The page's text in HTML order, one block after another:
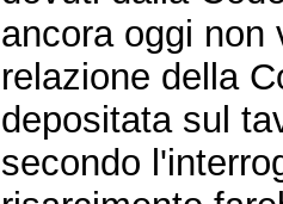
ancora oggi non
relazione della
depositata sul
secondo